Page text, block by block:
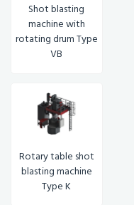
Shot blasting
machine with
rotating drum Type
VB
Rotary table shot
blasting machine
Type K